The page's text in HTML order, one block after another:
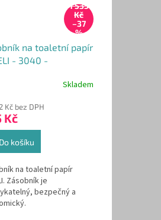
1 535
Kč
–37
%
na toaletní papír
- 3040 -
Skladem
Kč bez DPH
Kč
Do košíku
na toaletní papír
Zásobník je
bezpečný a